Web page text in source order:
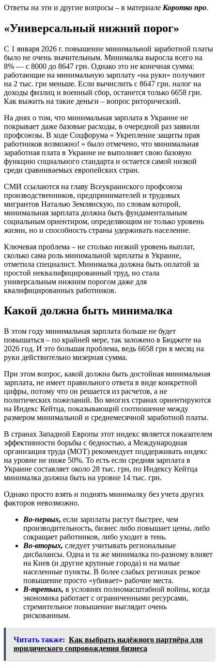
Ответы на эти и другие вопросы – в материале Коротко про.
«Универсальный нижний порог»
С 1 января 2026 г. повышение минимальной заработной платы
было не очень значительным. Минималка выросла всего на
8% — с 8000 до 8647 грн. Однако это не конечная сумма:
работающие на минимальную зарплату «на руки» получают
на 2 тыс. грн меньше. Если вычислить с 8647 грн. налог на
доходы физлиц и военный сбор, останется только 6658 грн.
Как выжить на такие деньги – вопрос риторический.
На днях о том, что минимальная зарплата в Украине не
покрывает даже базовые расходы, в очередной раз заявили
профсоюзы. В ходе Соцфорума « Укрепление защиты прав
работников возможно! » было отмечено, что минимальная
заработная плата в Украине не выполняет свою базовую
функцию социального стандарта и остается самой низкой
среди сравниваемых европейских стран.
СМИ ссылаются на главу Всеукраинского профсоюза
производственников, предпринимателей и трудовых
мигрантов Наталью Землянскую, по словам которой,
минимальная зарплата должна быть фундаментальным
социальным ориентиром, определяющим не только уровень
жизни, но и способность страны удерживать население.
Ключевая проблема – не столько низкий уровень выплат,
сколько сама роль минимальной зарплаты в Украине,
отметила специалист. Минималка должна быть оплатой за
простой неквалифицированный труд, но стала
универсальным нижним порогом даже для
квалифицированных работников.
Какой должна быть минималка
В этом году минимальная зарплата больше не будет
повышаться – по крайней мере, так заложено в Бюджете на
2026 год. И это большая проблема, ведь 6658 грн в месяц на
руки действительно мизерная сумма.
При этом вопрос, какой должна быть достойная минимальная
зарплата, не имеет правильного ответа в виде конкретной
цифры, потому что он решается из расчетов, а не
политических пожеланий. Во многих странах ориентируются
на Индекс Кейтца, показывающий соотношение между
размером минимальной и среднемесячной заработной платы.
В странах Западной Европы этот индекс является показателем
эффективности борьбы с бедностью, а Международная
организация труда (МОТ) рекомендует поддерживать индекс
на уровне не ниже 50%. То есть если средняя зарплата в
Украине составляет около 28 тыс. грн, по Индексу Кейтца
минималка должна быть на уровне 14 тыс. грн.
Однако просто взять и поднять минималку без учета других
факторов невозможно.
Во-первых, если зарплаты растут быстрее, чем
производительность, бизнес либо повышает цены, либо
сокращает работников, либо уходит в тень.
Во-вторых, следует учитывать региональные
дисбалансы. Одна и та же минималка по-разному влияет
на Киев (и другие крупные города) и на малые
населенные пункты. В более слабых регионах резкое
повышение просто «убивает» рабочие места.
В-третьих, в условиях полномасштабной войны, когда
экономика работает с ограниченными ресурсами,
стремительное повышение выглядит очень
рискованным.
Читать также: Как выбрать надёжного партнёра для
юридического сопровождения бизнеса